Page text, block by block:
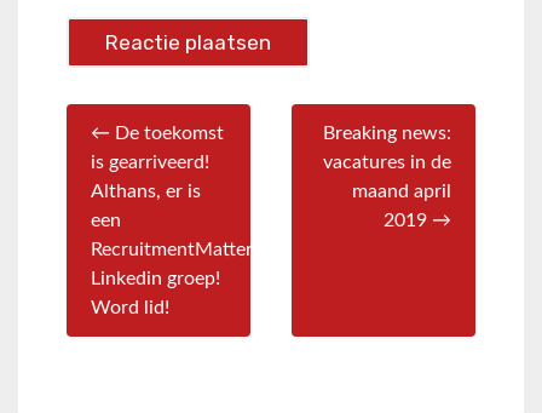
← De toekomst
is gearriveerd!
Althans, er is
een
RecruitmentMatters
Linkedin groep!
Word lid!
Breaking news:
vacatures in de
maand april
2019 →